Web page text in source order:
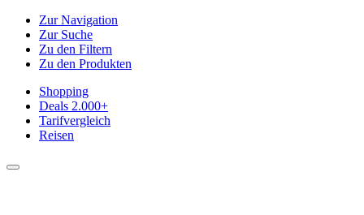
Zur Navigation
Zur Suche
Zu den Filtern
Zu den Produkten
Shopping
Deals 2.000+
Tarifvergleich
Reisen